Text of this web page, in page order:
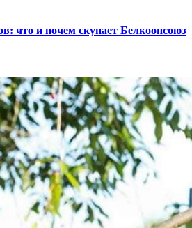
что и почем скупает Белкоопсоюз